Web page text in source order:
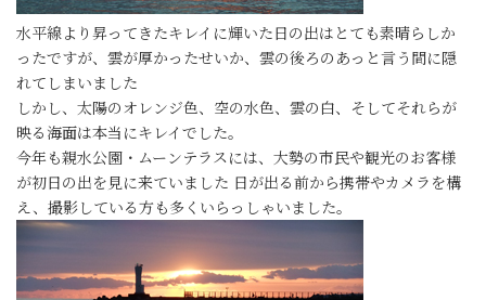
水平線より昇ってきたキレイに輝いた日の出はとても素晴らしか
ったですが、雲が厚かったせいか、雲の後ろのあっと言う間に隠
れてしまいました
しかし、太陽のオレンジ色、空の水色、雲の白、そしてそれらが
映る海面は本当にキレイでした。
今年も親水公園・ムーンテラスには、大勢の市民や観光のお客様
が初日の出を見に来ていました 日が出る前から携帯やカメラを構
え、撮影している方も多くいらっしゃいました。